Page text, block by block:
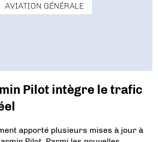
AVIATION GÉNÉRALE
Pilot intègre le trafic
apporté plusieurs mises à jour à